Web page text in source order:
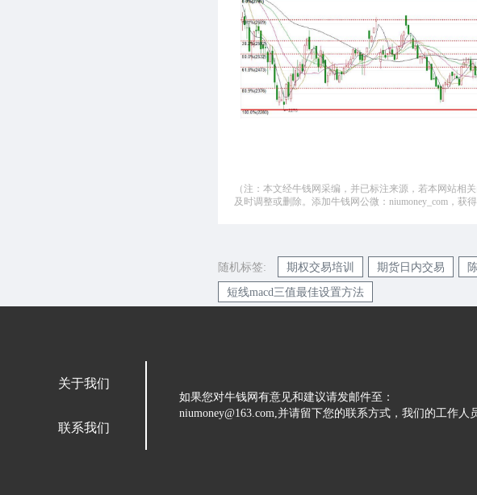
（注：本文经牛钱网采编，并已标注来源，若本网站相
及时调整或删除。添加牛钱网公微：niumoney_com，获
随机标签: 期权交易培训 期货日内交易
短线macd三值最佳设置方法
关于我们
联系我们
如果您对牛钱网有意见和建议请发邮件至：
niumoney@163.com,并请留下您的联系方式，我们的工作人